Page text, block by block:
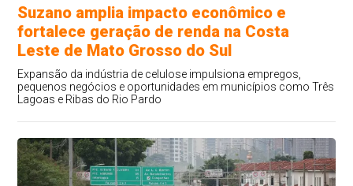
Suzano amplia impacto econômico e
fortalece geração de renda na Costa
Leste de Mato Grosso do Sul
Expansão da indústria de celulose impulsiona empregos,
pequenos negócios e oportunidades em municípios como Três
Lagoas e Ribas do Rio Pardo